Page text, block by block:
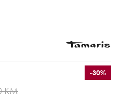
KM
-30%